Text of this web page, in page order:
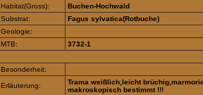
Habitat(Gross):
Buchen-Hochwald
Substrat:
Fagus sylvatica(Rotbuche)
Geologie:
MTB:
3732-1
Besonderheit:
Erläuterung:
Trama weißlich,leicht
makroskopisch bestimmt !!!